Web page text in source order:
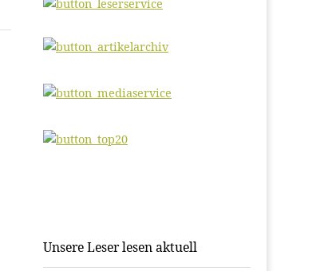
Unsere Leser lesen aktuell